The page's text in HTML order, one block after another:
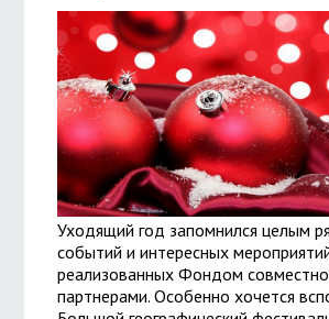
Уходящий год запомнился целым
событий и интересных
реализованных Фондом
партнерами. Особенно хочется